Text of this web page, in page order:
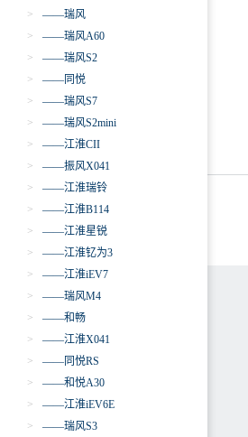
>
——瑞风
>
——瑞风A60
>
——瑞风S2
>
——同悦
>
——瑞风S7
>
——瑞风S2mini
>
——江淮CII
>
——振风X041
>
——江淮瑞铃
>
——江淮B114
>
——江淮星锐
>
——江淮钇为3
>
——江淮iEV7
>
——瑞风M4
>
——和畅
>
——江淮X041
>
——同悦RS
>
——和悦A30
>
——江淮iEV6E
>
——瑞风S3